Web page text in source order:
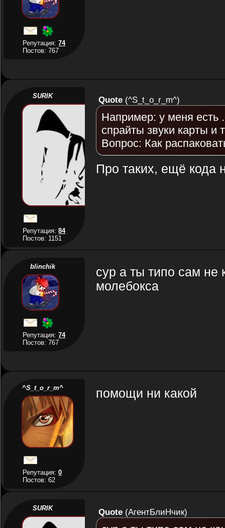
Репутация:74
Постов: 767
SURIK
Репутация:84
Постов: 1151
Quote(^S_t_o_r_m^)
Например: у меня есть
спрайты звуки карты и
Вопрос: Как
Про таких, ещё кода
blinchik
Репутация:74
Постов: 767
сур а ты типо сам не
молебокса
^S_t_o_r_m^
Репутация:0
Постов: 62
помощи ни какой
SURIK Quote(АгентБлиНчик)